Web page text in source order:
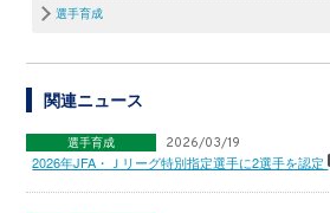
選手育成
関連ニュース
選手育成 2026/03/19
2026年JFA・Ｊリーグ特別指定選手に2選手を認定